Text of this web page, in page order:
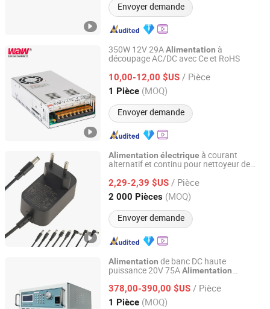
Envoyer demande
350W 12V 29AAlimentation à
découpage AC/DC avec Ce et RoHS
10,00-12,00 $US / Pièce
1 Pièce (MOQ)
Envoyer demande
Wenzhou Wode Electrical Co., Ltd.
Zhejiang, China Depuis 2017
Alimentation électrique à courant
alternatif et continu pour nettoyeur de
2,29-2,39 $US / Pièce
2 000 Pièces (MOQ)
Envoyer demande
Shenzhen Chanzeho Technology Co., Limited
Guangdong, China Depuis 2026
Alimentation de banc DC haute
puissance 20V 75AAlimentation
378,00-390,00 $US / Pièce
1 Pièce (MOQ)
Guangzhou Expansuccess Technology Co.,Ltd
Guangdong, China Depuis 2026